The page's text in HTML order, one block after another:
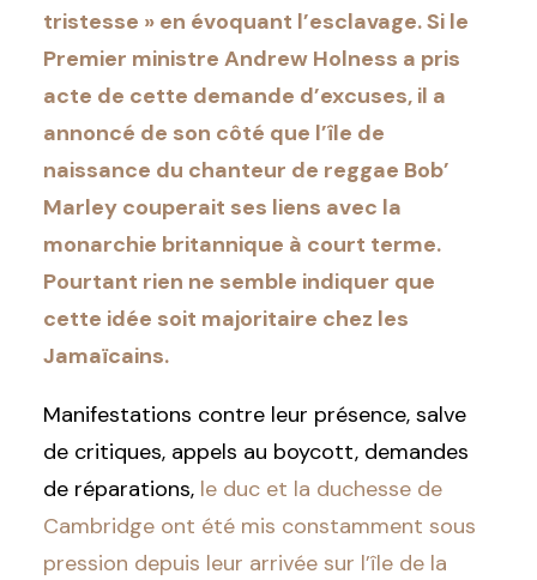
tristesse » en évoquant l’esclavage. Si le
Premier ministre Andrew Holness a pris
acte de cette demande d’excuses, il a
annoncé de son côté que l’île de
naissance du chanteur de reggae Bob’
Marley couperait ses liens avec la
monarchie britannique à court terme.
Pourtant rien ne semble indiquer que
cette idée soit majoritaire chez les
Jamaïcains.
Manifestations contre leur présence, salve
de critiques, appels au boycott, demandes
de réparations, le duc et la duchesse de
Cambridge ont été mis constamment sous
pression depuis leur arrivée sur l’île de la